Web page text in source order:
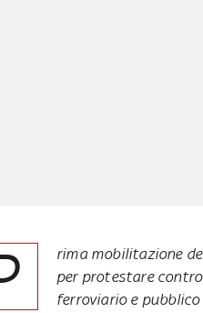
rima mobilitazione
per protestare
ferroviario e pubblico